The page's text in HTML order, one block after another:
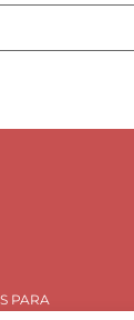
PARA